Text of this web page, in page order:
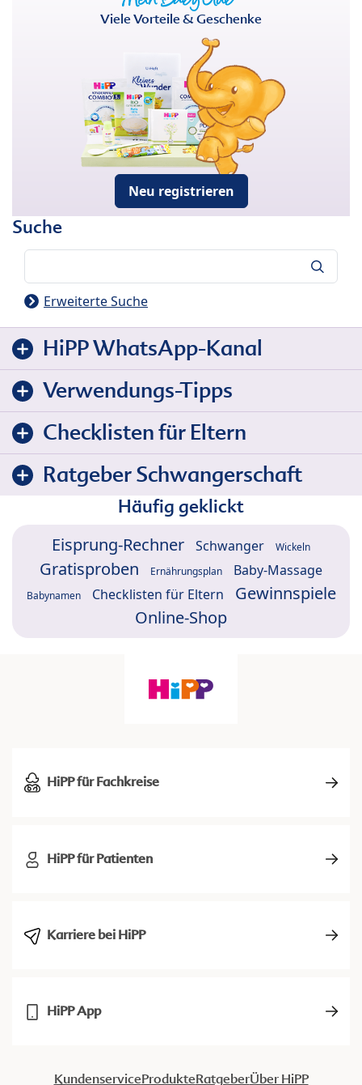
Viele Vorteile & Geschenke
Neu registrieren
Suche
Erweiterte Suche
HiPP WhatsApp-Kanal
Verwendungs-Tipps
Checklisten für Eltern
Ratgeber Schwangerschaft
Häufig geklickt
Eisprung-Rechner Schwanger Wickeln
Gratisproben Ernährungsplan Baby-Massage
Babynamen Checklisten für Eltern
Gewinnspiele
Online-Shop
HiPP für Fachkreise
HiPP für Patienten
Karriere bei HiPP
HiPP App
KundenserviceProdukteRatgeberÜber HiPP